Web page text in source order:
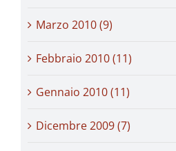
Marzo 2010 (9)
Febbraio 2010 (11)
Gennaio 2010 (11)
Dicembre 2009 (7)